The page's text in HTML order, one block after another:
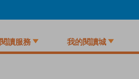
閱讀服務 我的閱讀城